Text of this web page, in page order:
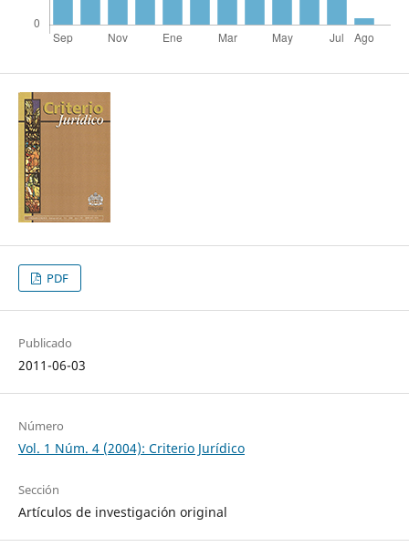
PDF
Publicado
2011-06-03
Número
Vol. 1 Núm. 4 (2004): Criterio Jurídico
Sección
Artículos de investigación original